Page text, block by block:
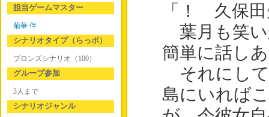
「！ 久保
葉月も笑い
簡単に話し
それにして
島にいれば
担当ゲームマスター
菊華 伴
シナリオタイプ（らっポ）
ブロンズシナリオ（100）
グループ参加
3人まで
シナリオジャンル